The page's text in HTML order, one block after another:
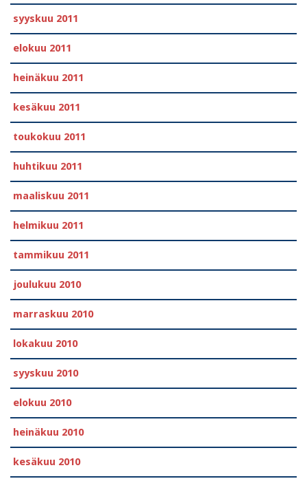
syyskuu 2011
elokuu 2011
heinäkuu 2011
kesäkuu 2011
toukokuu 2011
huhtikuu 2011
maaliskuu 2011
helmikuu 2011
tammikuu 2011
joulukuu 2010
marraskuu 2010
lokakuu 2010
syyskuu 2010
elokuu 2010
heinäkuu 2010
kesäkuu 2010